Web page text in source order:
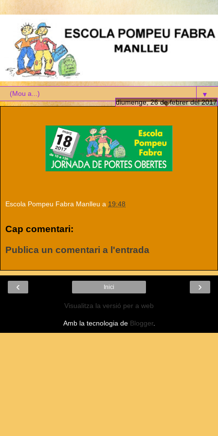
▼
diumenge, 26 de febrer del 2017
Escola Pompeu Fabra Manlleu a 19:48
Cap comentari:
Publica un comentari a l'entrada
‹ ›
Inici
Visualitza la versió per a web
Amb la tecnologia de Blogger.